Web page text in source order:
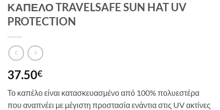
ΚΑΠΕΛΟ TRAVELSAFE SUN HAT UV
PROTECTION
37.50€
Το καπέλο είναι κατασκευασμένο από 100% πολυεστέρα
που αναπνέει με μέγιστη προστασία ενάντια στις UV ακτίνες